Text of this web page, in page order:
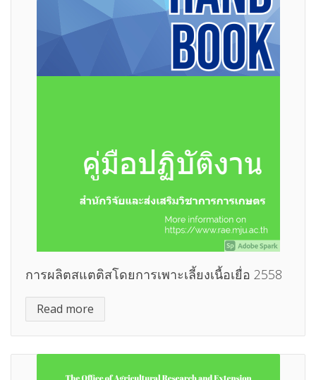
การผลิตสแตติสโดยการเพาะเลี้ยงเนื้อเยื่อ 2558
Read more